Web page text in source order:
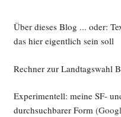
Über dieses Blog ... oder:
das hier eigentlich sein soll
Rechner zur Landtagswahl
Experimentell: meine SF-
durchsuchbarer Form